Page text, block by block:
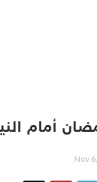
أمام
Nov